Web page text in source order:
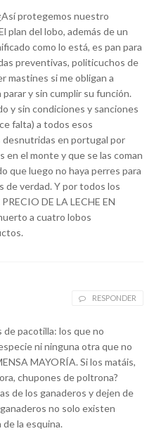
protegemos nuestro
plan del lobo, además de un
como lo está, es pan para
preventivas, politicuchos de
mastines si me obligan a
y sin cumplir su función.
y sin condiciones y sanciones
falta) a todos esos
desnutridas en portugal por
en el monte y que se las coman
que luego no haya perres para
de verdad. Y por todos los
DE LA LECHE EN
a cuatro lobos
RESPONDER
pacotilla: los que no
ni ninguna otra que no
MAYORÍA. Si los matáis,
chupones de poltrona?
de los ganaderos y dejen de
no solo existen
la esquina.